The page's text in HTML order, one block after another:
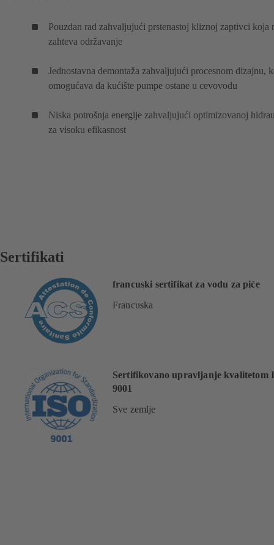
Pouzdan rad zahvaljujući prstenastoj kliznoj zaptivci koja
zahteva održavanje
Jednostavna demontaža zahvaljujući procesnom dizajnu,
omogućava da kućište pumpe ostane u cevovodu
Niska potrošnja energije zahvaljujući optimizovanoj
za visoku efikasnost
Sertifikati
francuski sertifikat za vodu za piće
Francuska
Sertifikovano upravljanje kvalitetom
9001
Sve zemlje